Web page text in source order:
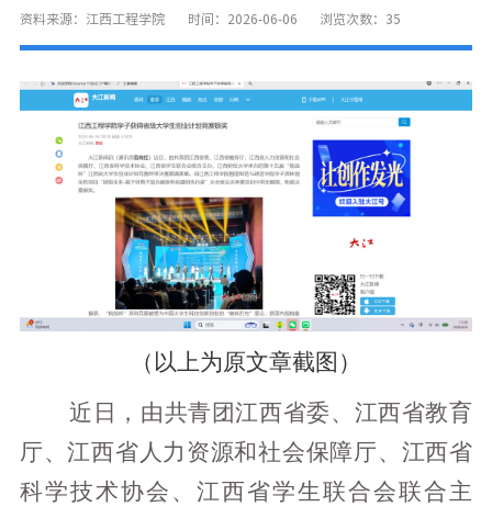
资料来源：江西工程学院 时间：2026-06-06 浏览次数： 35
（以上为原文章截图）
近日，由共青团江西省委、江西省教育
厅、江西省人力资源和社会保障厅、江西省
科学技术协会、江西省学生联合会联合主